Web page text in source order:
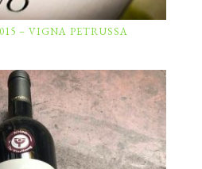
– VIGNA PETRUSSA